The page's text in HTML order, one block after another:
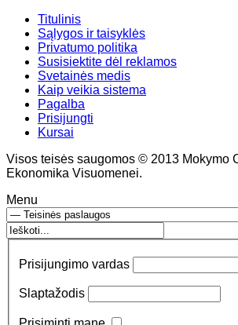
Titulinis
Sąlygos ir taisyklės
Privatumo politika
Susisiektite dėl reklamos
Svetainės medis
Kaip veikia sistema
Pagalba
Prisijungti
Kursai
Visos teisės saugomos © 2013 Mokymo
Ekonomika Visuomenei.
Menu
Prisijungimo vardas
Slaptažodis